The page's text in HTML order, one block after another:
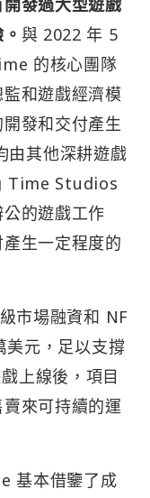
發過大型遊戲
與 2022 年 5
的核心團隊
和遊戲經濟模
發和交付產生
由其他深耕遊戲
Time Studios
的遊戲工作
生一定程度的
市場融資和 NF
元，足以支撐
上線後，項目
來可持續的運
基本借鑒了成